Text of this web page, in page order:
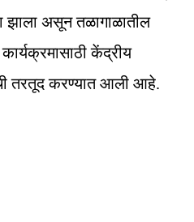
झाला असून तळागाळातील
केंद्रीय
तरतूद करण्यात आली आहे.